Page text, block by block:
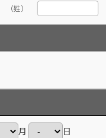
（姓）
月 日